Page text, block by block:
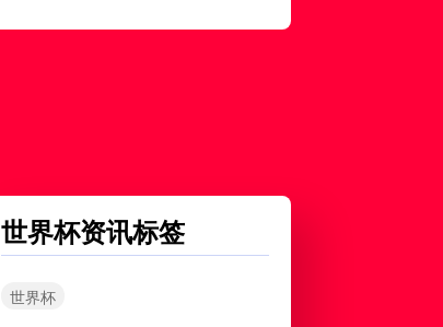
浙江队 VS 武汉三镇
世界杯资讯标签
世界杯